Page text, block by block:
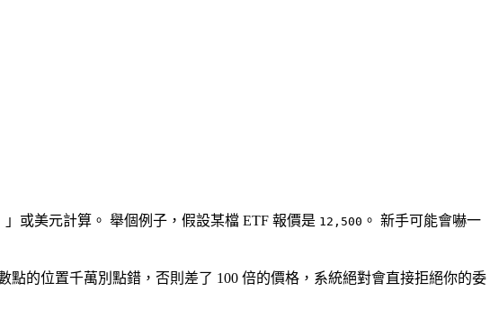
或美元計算。 舉個例子，假設某檔 ETF 報價是 12,500 。 新手可能會嚇一
的位置千萬別點錯，否則差了 100 倍的價格，系統絕對會直接拒絕你的委